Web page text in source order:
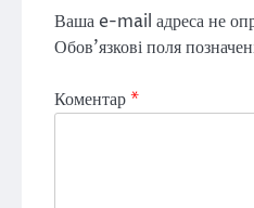
Ваша e-mail адреса не
Обов’язкові поля
Коментар*